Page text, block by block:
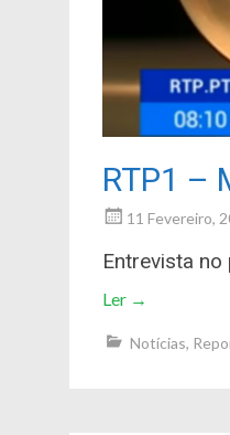
RTP1 –
11 Fevereiro,
Entrevista
Ler →
Notícias,